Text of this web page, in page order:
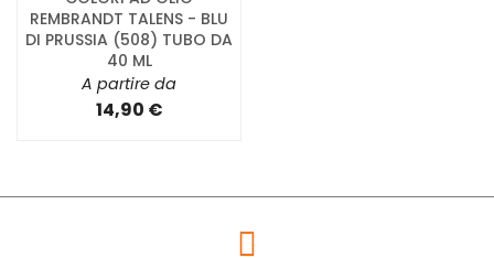
REMBRANDT TALENS - BLU
DI PRUSSIA (508) TUBO DA
40 ML
A partire da
14,90 €